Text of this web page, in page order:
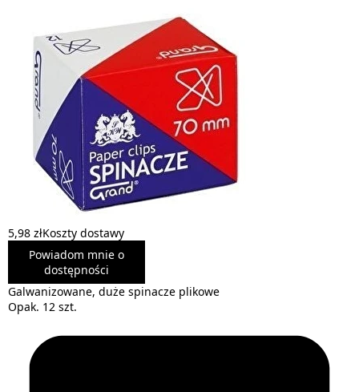
5,98 złKoszty dostawy
Powiadom mnie o
dostępności
Galwanizowane, duże spinacze plikowe
Opak. 12 szt.